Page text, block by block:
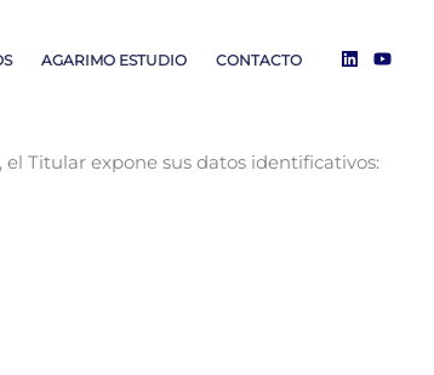
AGARIMO ESTUDIO CONTACTO
Titular expone sus datos identificativos: